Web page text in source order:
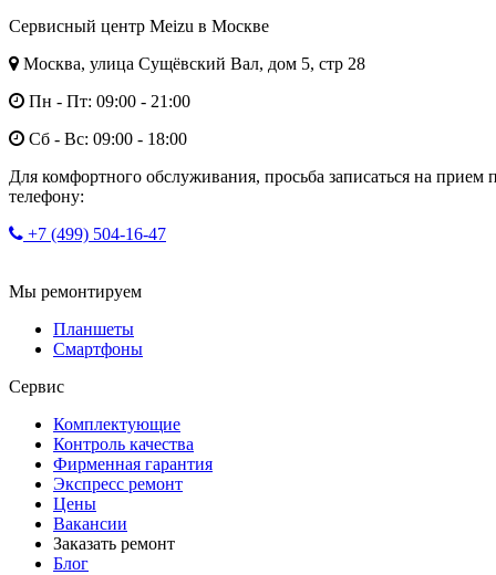
Сервисный центр Meizu в Москве
Москва, улица Сущёвский Вал, дом 5, стр 28
Пн - Пт: 09:00 - 21:00
Сб - Вс: 09:00 - 18:00
Для комфортного обслуживания, просьба записаться на прием
телефону:
+7 (499) 504-16-47
Мы ремонтируем
Планшеты
Смартфоны
Сервис
Комплектующие
Контроль качества
Фирменная гарантия
Экспресс ремонт
Цены
Вакансии
Заказать ремонт
Блог